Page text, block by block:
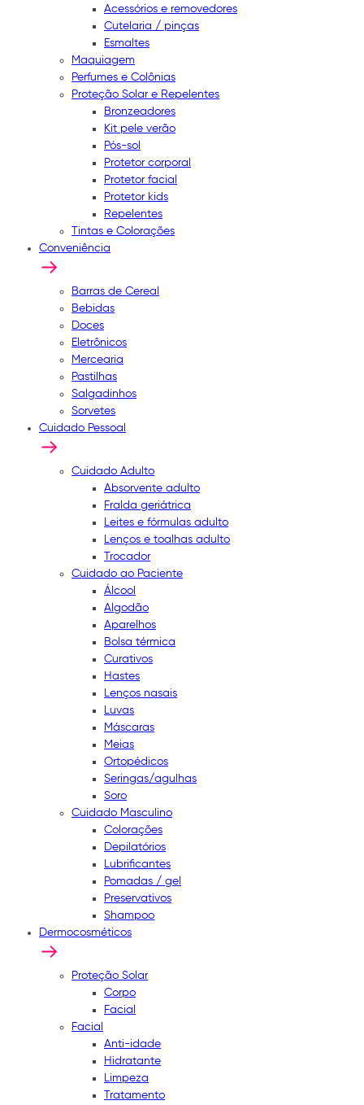
Acessórios e removedores
Cutelaria / pinças
Esmaltes
Maquiagem
Perfumes e Colônias
Proteção Solar e Repelentes
Bronzeadores
Kit pele verão
Pós-sol
Protetor corporal
Protetor facial
Protetor kids
Repelentes
Tintas e Colorações
Conveniência
Barras de Cereal
Bebidas
Doces
Eletrônicos
Mercearia
Pastilhas
Salgadinhos
Sorvetes
Cuidado Pessoal
Cuidado Adulto
Absorvente adulto
Fralda geriátrica
Leites e fórmulas adulto
Lenços e toalhas adulto
Trocador
Cuidado ao Paciente
Álcool
Algodão
Aparelhos
Bolsa térmica
Curativos
Hastes
Lenços nasais
Luvas
Máscaras
Meias
Ortopédicos
Seringas/agulhas
Soro
Cuidado Masculino
Colorações
Depilatórios
Lubrificantes
Pomadas / gel
Preservativos
Shampoo
Dermocosméticos
Proteção Solar
Corpo
Facial
Facial
Anti-idade
Hidratante
Limpeza
Tratamento